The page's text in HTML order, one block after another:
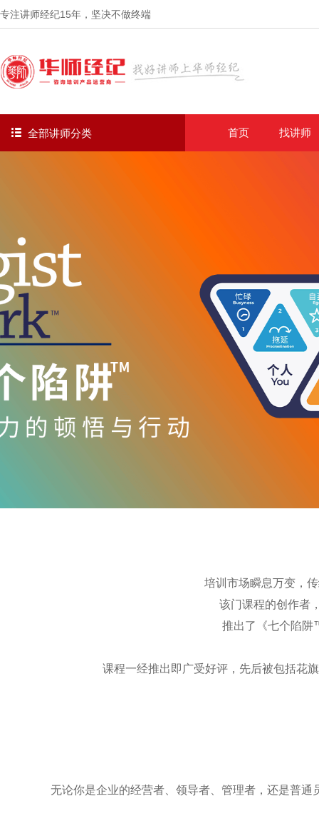
专注讲师经纪15年 ，坚决不做终端
全部讲师分类 首页 找讲师
培训市场瞬息万变，
该门课程的创作者
推出了《七个陷阱
课程一经推出即广受好评，先后被包括花
无论你是企业的经营者、领导者、管理者，还是普